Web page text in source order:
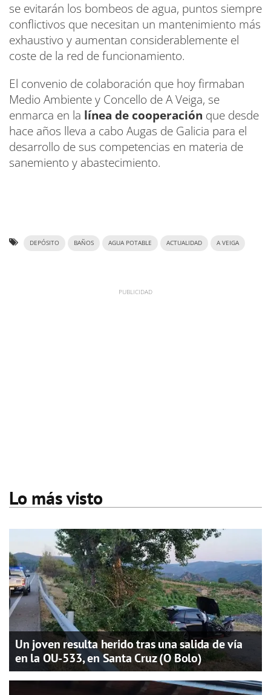
se evitarán los bombeos de agua, puntos siempre
conflictivos que necesitan un mantenimiento más
exhaustivo y aumentan considerablemente el
coste de la red de funcionamiento.
El convenio de colaboración que hoy firmaban
Medio Ambiente y Concello de A Veiga, se
enmarca en la línea de cooperación que desde
hace años lleva a cabo Augas de Galicia para el
desarrollo de sus competencias en materia de
sanemiento y abastecimiento.
DEPÓSITO BAÑOS AGUA POTABLE ACTUALIDAD A VEIGA
Lo más visto
Un joven resulta herido tras una salida de vía
en la OU-533, en Santa Cruz (O Bolo)